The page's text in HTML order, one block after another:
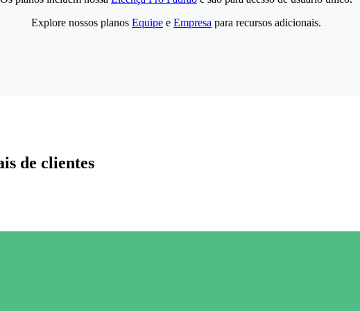
Explore nossos planos Equipe e Empresa para recursos adicionais.
de clientes